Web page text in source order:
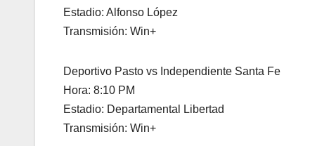
Estadio: Alfonso López
Transmisión: Win+
Deportivo Pasto vs Independiente Santa Fe
Hora: 8:10 PM
Estadio: Departamental Libertad
Transmisión: Win+